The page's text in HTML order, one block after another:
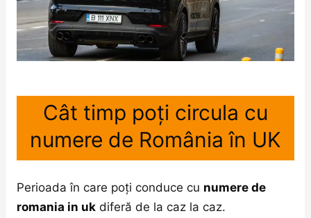
Cât timp poți circula cu
numere de România în UK
Perioada în care poți conduce cu numere de
romania in uk diferă de la caz la caz.